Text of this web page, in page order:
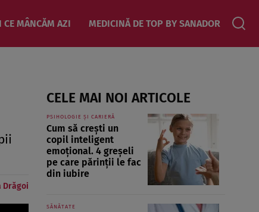
CE MÂNCĂM AZI MEDICINĂ DE TOP BY SANADOR
Drăgoi
CELE MAI NOI ARTICOLE
PSIHOLOGIE ȘI CARIERĂ
Cum să crești un
copil inteligent
emoțional. 4 greșeli
pe care părinții le fac
din iubire
SĂNĂTATE